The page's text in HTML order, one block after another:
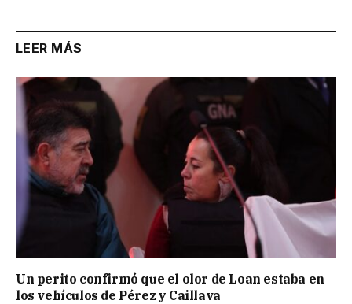
LEER MÁS
Un perito confirmó que el olor de Loan estaba en
los vehículos de Pérez y Caillava